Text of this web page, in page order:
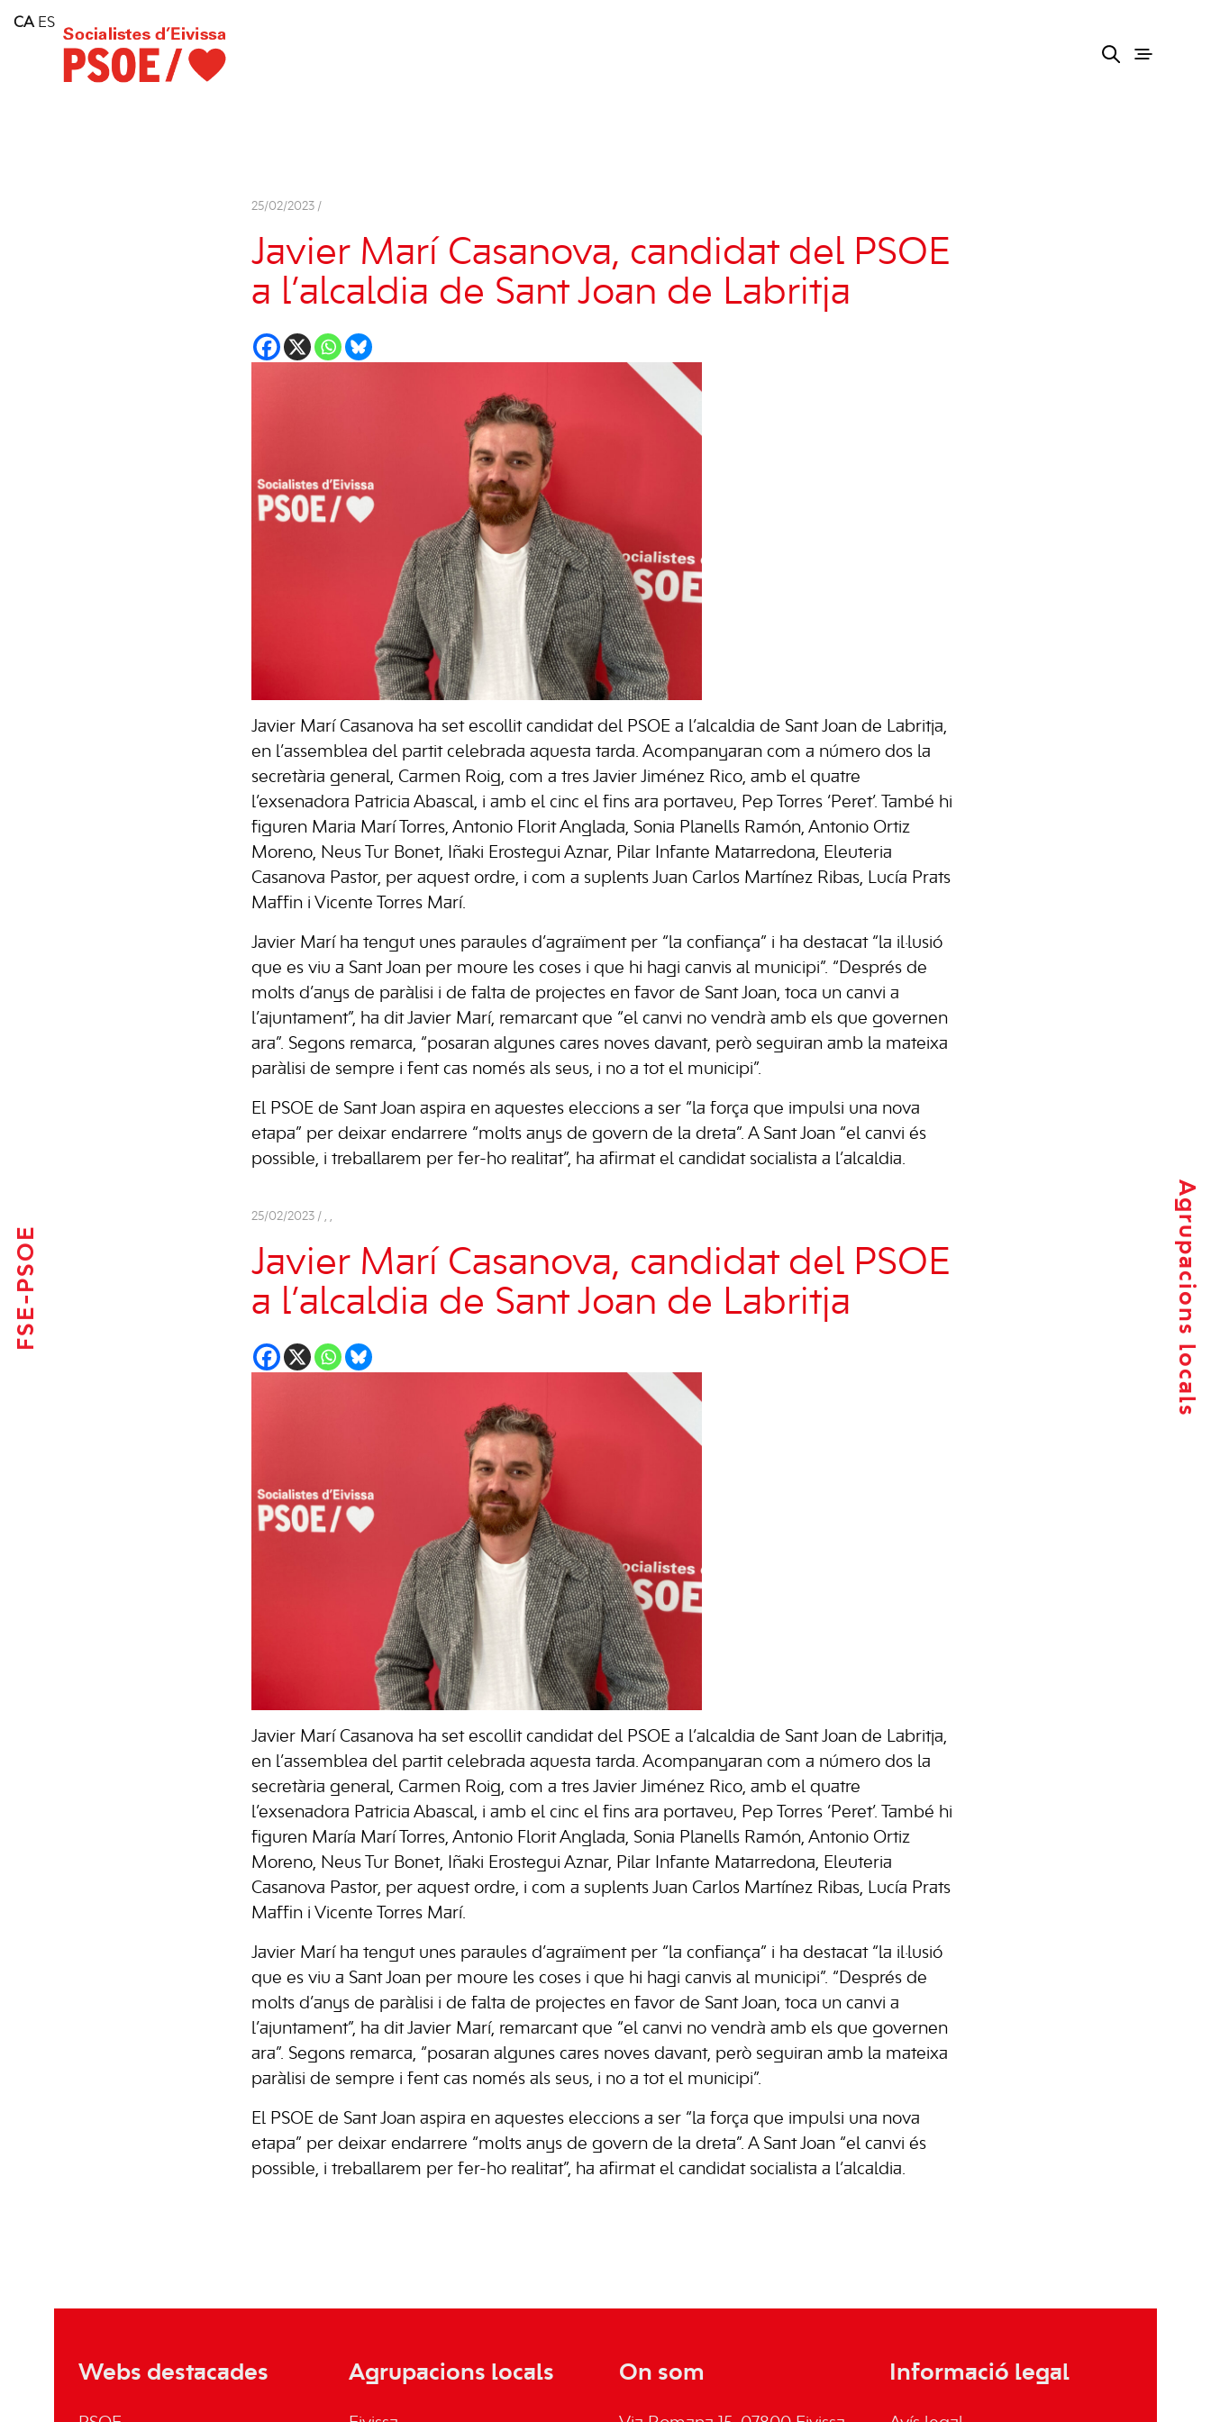
Consell Insular d'Eivissa
Services
FSE-PSOE Agrupacions locals
25/02/2023 /
Javier Marí Casanova, candidat del PSOE
a l’alcaldia de Sant Joan de Labritja
Javier Marí Casanova ha set escollit candidat del PSOE a l’alcaldia de Sant Joan de Labritja,
en l’assemblea del partit celebrada aquesta tarda. Acompanyaran com a número dos la
secretària general, Carmen Roig, com a tres Javier Jiménez Rico, amb el quatre
l’exsenadora Patricia Abascal, i amb el cinc el fins ara portaveu, Pep Torres ‘Peret’. També hi
figuren Maria Marí Torres, Antonio Florit Anglada, Sonia Planells Ramón, Antonio Ortiz
Moreno, Neus Tur Bonet, Iñaki Erostegui Aznar, Pilar Infante Matarredona, Eleuteria
Casanova Pastor, per aquest ordre, i com a suplents Juan Carlos Martínez Ribas, Lucía Prats
Maffin i Vicente Torres Marí.
Javier Marí ha tengut unes paraules d’agraïment per “la confiança” i ha destacat “la il·lusió
que es viu a Sant Joan per moure les coses i que hi hagi canvis al municipi”. “Després de
molts d’anys de paràlisi i de falta de projectes en favor de Sant Joan, toca un canvi a
l’ajuntament”, ha dit Javier Marí, remarcant que “el canvi no vendrà amb els que governen
ara”. Segons remarca, “posaran algunes cares noves davant, però seguiran amb la mateixa
paràlisi de sempre i fent cas només als seus, i no a tot el municipi”.
El PSOE de Sant Joan aspira en aquestes eleccions a ser “la força que impulsi una nova
etapa” per deixar endarrere “molts anys de govern de la dreta”. A Sant Joan “el canvi és
possible, i treballarem per fer-ho realitat”, ha afirmat el candidat socialista a l’alcaldia.
25/02/2023 / , ,
Javier Marí Casanova, candidat del PSOE
a l’alcaldia de Sant Joan de Labritja
Javier Marí Casanova ha set escollit candidat del PSOE a l’alcaldia de Sant Joan de Labritja,
en l’assemblea del partit celebrada aquesta tarda. Acompanyaran com a número dos la
secretària general, Carmen Roig, com a tres Javier Jiménez Rico, amb el quatre
l’exsenadora Patricia Abascal, i amb el cinc el fins ara portaveu, Pep Torres ‘Peret’. També hi
figuren María Marí Torres, Antonio Florit Anglada, Sonia Planells Ramón, Antonio Ortiz
Moreno, Neus Tur Bonet, Iñaki Erostegui Aznar, Pilar Infante Matarredona, Eleuteria
Casanova Pastor, per aquest ordre, i com a suplents Juan Carlos Martínez Ribas, Lucía Prats
Maffin i Vicente Torres Marí.
Javier Marí ha tengut unes paraules d’agraïment per “la confiança” i ha destacat “la il·lusió
que es viu a Sant Joan per moure les coses i que hi hagi canvis al municipi”. “Després de
molts d’anys de paràlisi i de falta de projectes en favor de Sant Joan, toca un canvi a
l’ajuntament”, ha dit Javier Marí, remarcant que “el canvi no vendrà amb els que governen
ara”. Segons remarca, “posaran algunes cares noves davant, però seguiran amb la mateixa
paràlisi de sempre i fent cas només als seus, i no a tot el municipi”.
El PSOE de Sant Joan aspira en aquestes eleccions a ser “la força que impulsi una nova
etapa” per deixar endarrere “molts anys de govern de la dreta”. A Sant Joan “el canvi és
possible, i treballarem per fer-ho realitat”, ha afirmat el candidat socialista a l’alcaldia.
Webs destacades Agrupacions locals On som Informació legal
CA ES